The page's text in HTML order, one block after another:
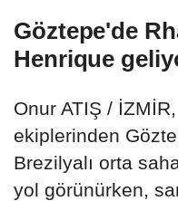
Göztepe'de
Henrique
Onur ATIŞ /
ekiplerinden
Brezilyalı orta
yol görünürken,